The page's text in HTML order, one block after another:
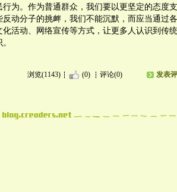
为。作为普通群众，我们要以更坚定的态度
动分子的挑衅，我们不能沉默，而应当通过
活动、网络宣传等方式，让更多人认识到传
浏览(1143) (0) 评论(0) 发表